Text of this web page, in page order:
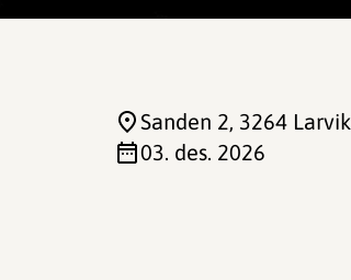
Sanden 2, 3264 Larvik
03. des. 2026